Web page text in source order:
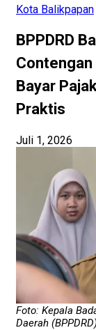
Kota Balikpapan
BPPDRD
Bayar
Praktis
Juli 1, 2026
Foto: Kepala
Daerah